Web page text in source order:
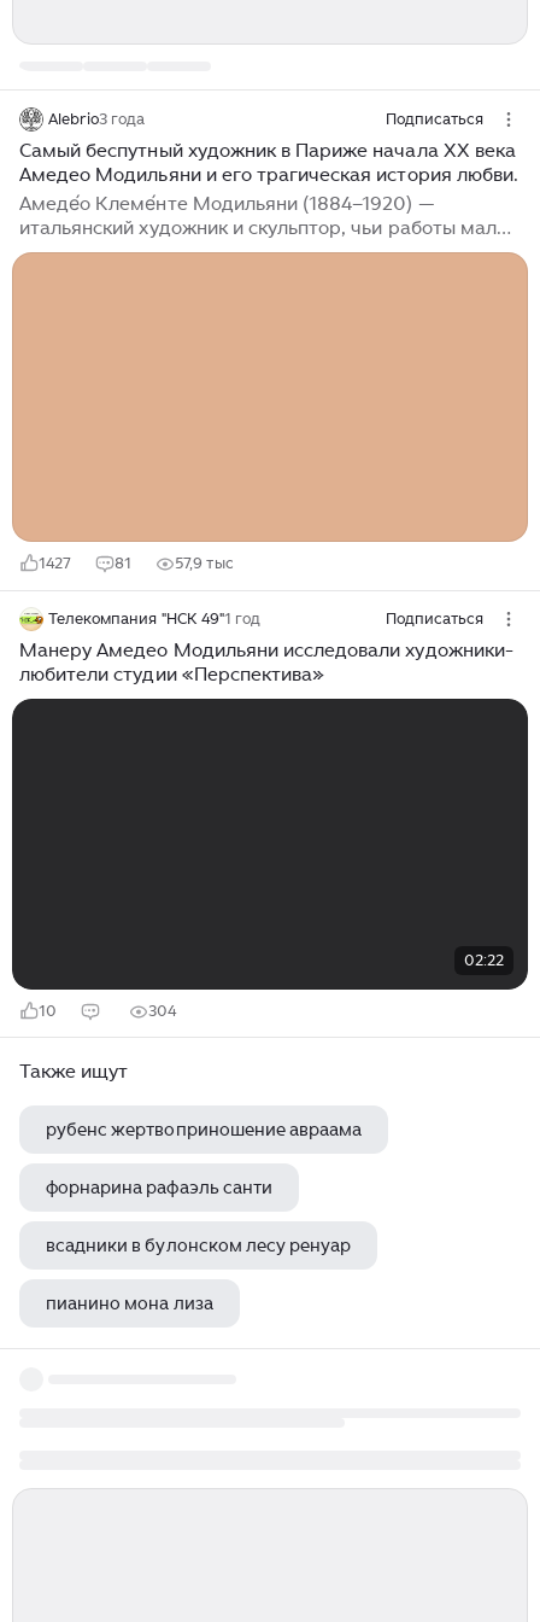
Alebrio3 года Подписаться
Самый беспутный художник в Париже начала XX века
Амедео Модильяни и его трагическая история любви.
Амеде́о Клеме́нте Модильяни (1884–1920) —
итальянский художник и скульптор, чьи работы мало
кому были нужны при его жизни, но сейчас стоят
1427 81 57,9 тыс
Телекомпания "НСК 49"1 год Подписаться
Манеру Амедео Модильяни исследовали художники-
любители студии «Перспектива»
02:22
10 304
Также ищут
рубенс жертвоприношение авраама
форнарина рафаэль санти
всадники в булонском лесу ренуар
пианино мона лиза